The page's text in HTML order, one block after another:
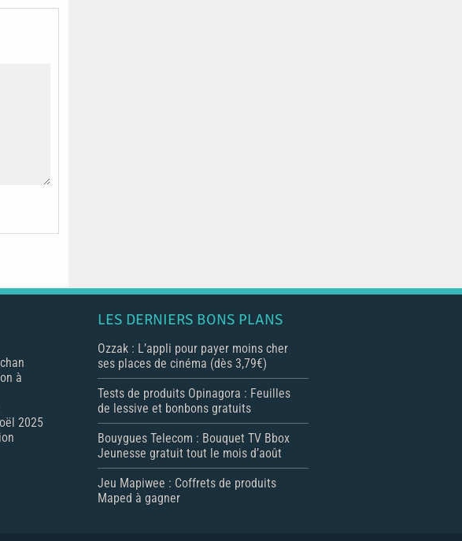
à
2025
LES DERNIERS BONS PLANS
Ozzak : L’appli pour payer moins cher
ses places de cinéma (dès 3,79€)
Tests de produits Opinagora : Feuilles
de lessive et bonbons gratuits
Bouygues Telecom : Bouquet TV Bbox
Jeunesse gratuit tout le mois d’août
Jeu Mapiwee : Coffrets de produits
Maped à gagner